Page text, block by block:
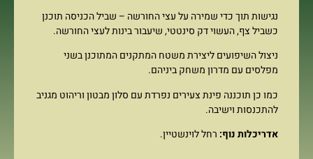
נגישות תוך כדי שמירה על עצי החורשה – שביל הכניסה תוכנן
כשביל צף, העשוי דק סינטטי, שיעבור בינות לעצי החורשה.
ניצול השיפועים ליצירת משטח המתקנים המתוכנן בשני
מפלסים עם מדרון משחק ביניהם.
כמו כן תוכננה פינת צעירים נפרדת עם סלון מבטון וריהוט מגניב
להתכנסות וישיבה.
אדריכלות נוף: רחל לוינשטיין.